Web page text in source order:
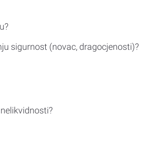
sigurnost (novac, dragocjenosti)?